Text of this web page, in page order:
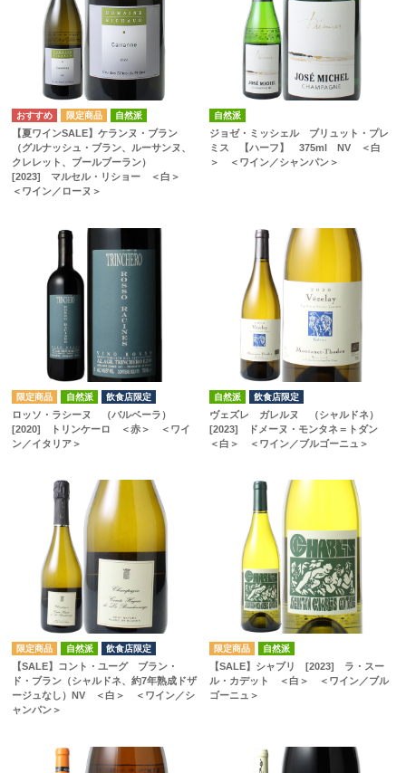
自然派
【夏ワインSALE】ケランヌ・ブラン
（グルナッシュ・ブラン、ルーサンヌ、
クレレット、ブールブーラン）
[2023] マルセル・リショー ＜白＞
＜ワイン／ローヌ＞
自然派
ジョゼ・ミッシェル ブリュット・プレ
ミス 【ハーフ】 375ml NV ＜白
＞ ＜ワイン／シャンパン＞
自然派 飲食店限定
ロッソ・ラシーヌ （バルベーラ）
[2020] トリンケーロ ＜赤＞ ＜ワイ
ン／イタリア＞
自然派 飲食店限定
ヴェズレ ガレルヌ （シャルドネ）
[2023] ドメーヌ・モンタネ＝トダン
＜白＞ ＜ワイン／ブルゴーニュ＞
自然派 飲食店限定
【SALE】コント・ユーグ ブラン・
ド・ブラン（シャルドネ、約7年熟成ドザ
ージュなし）NV ＜白＞ ＜ワイン／シ
ャンパン＞
自然派
【SALE】シャブリ [2023] ラ・スー
ル・カデット ＜白＞ ＜ワイン／ブル
ゴーニュ＞